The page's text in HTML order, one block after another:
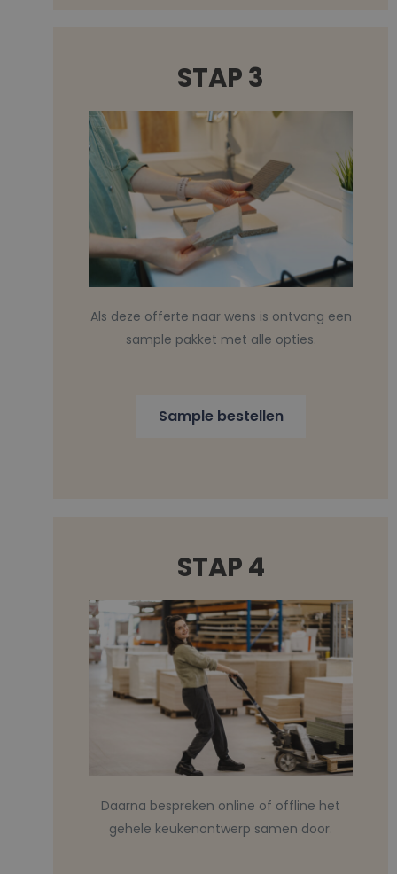
STAP 3
Als deze offerte naar wens is ontvang een
sample pakket met alle opties.
Sample bestellen
STAP 4
Daarna bespreken online of offline het
gehele keukenontwerp samen door.